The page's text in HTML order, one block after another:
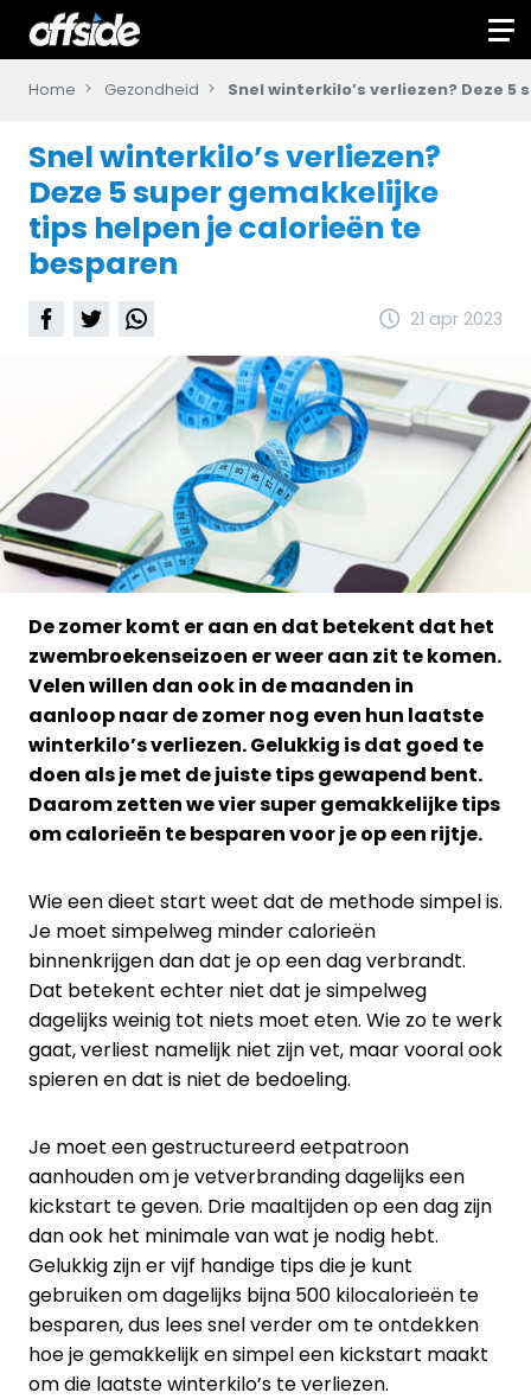
Home Gezondheid Snel winterkilo’s verliezen? Deze
Snel winterkilo’s verliezen?
Deze 5 super gemakkelijke
tips helpen je calorieën te
besparen
21 apr 2023
De zomer komt er aan en dat betekent dat het
zwembroekenseizoen er weer aan zit te komen.
Velen willen dan ook in de maanden in
aanloop naar de zomer nog even hun laatste
winterkilo’s verliezen. Gelukkig is dat goed te
doen als je met de juiste tips gewapend bent.
Daarom zetten we vier super gemakkelijke tips
om calorieën te besparen voor je op een rijtje.
Wie een dieet start weet dat de methode simpel is.
Je moet simpelweg minder calorieën
binnenkrijgen dan dat je op een dag verbrandt.
Dat betekent echter niet dat je simpelweg
dagelijks weinig tot niets moet eten. Wie zo te werk
gaat, verliest namelijk niet zijn vet, maar vooral ook
spieren en dat is niet de bedoeling.
Je moet een gestructureerd eetpatroon
aanhouden om je vetverbranding dagelijks een
kickstart te geven. Drie maaltijden op een dag zijn
dan ook het minimale van wat je nodig hebt.
Gelukkig zijn er vijf handige tips die je kunt
gebruiken om dagelijks bijna 500 kilocalorieën te
besparen, dus lees snel verder om te ontdekken
hoe je gemakkelijk en simpel een kickstart maakt
om die laatste winterkilo’s te verliezen.